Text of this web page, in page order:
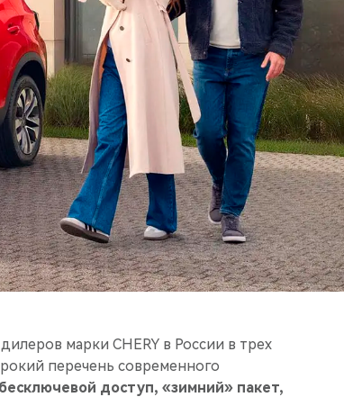
марки CHERY в России в трех
перечень современного
доступ, «зимний» пакет,